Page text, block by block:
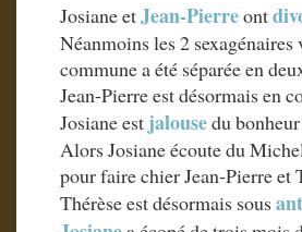
Josiane etJean-Pierreont
Néanmoins les 2
commune a été séparée en
Jean-Pierre est désormais en
Josiane est jalousedu
Alors Josiane écoute du
pour faire chier Jean-Pierre et
Thérèse est désormais sous